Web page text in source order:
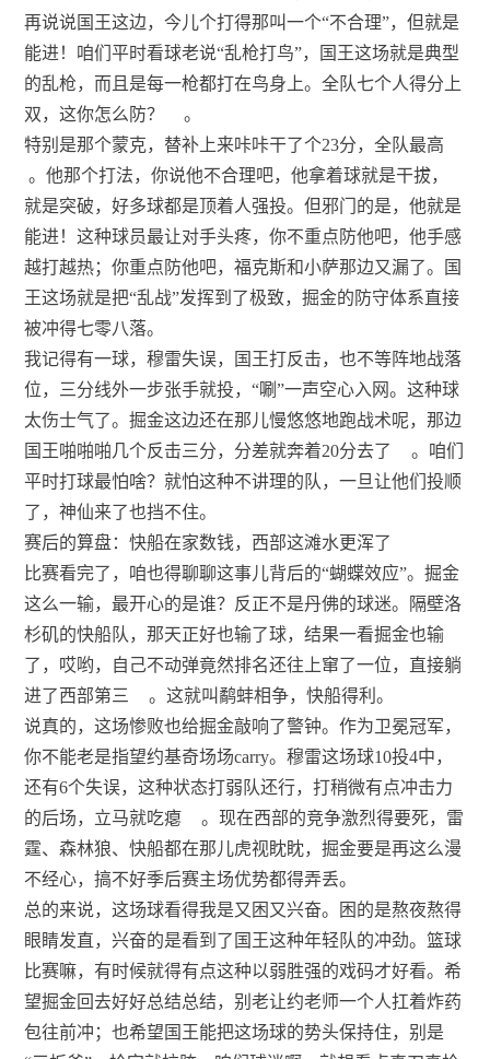
再说说国王这边，今儿个打得那叫一个“不合理”，但就是
能进！咱们平时看球老说“乱枪打鸟”，国王这场就是典型
的乱枪，而且是每一枪都打在鸟身上。全队七个人得分上
双，这你怎么防？
。
特别是那个蒙克，替补上来咔咔干了个23分，全队最高
。他那个打法，你说他不合理吧，他拿着球就是干拔，
就是突破，好多球都是顶着人强投。但邪门的是，他就是
能进！这种球员最让对手头疼，你不重点防他吧，他手感
越打越热；你重点防他吧，福克斯和小萨那边又漏了。国
王这场就是把“乱战”发挥到了极致，掘金的防守体系直接
被冲得七零八落。
我记得有一球，穆雷失误，国王打反击，也不等阵地战落
位，三分线外一步张手就投，“唰”一声空心入网。这种球
太伤士气了。掘金这边还在那儿慢悠悠地跑战术呢，那边
国王啪啪啪几个反击三分，分差就奔着20分去了
。咱们
平时打球最怕啥？就怕这种不讲理的队，一旦让他们投顺
了，神仙来了也挡不住。
赛后的算盘：快船在家数钱，西部这滩水更浑了
比赛看完了，咱也得聊聊这事儿背后的“蝴蝶效应”。掘金
这么一输，最开心的是谁？反正不是丹佛的球迷。隔壁洛
杉矶的快船队，那天正好也输了球，结果一看掘金也输
了，哎哟，自己不动弹竟然排名还往上窜了一位，直接躺
进了西部第三
。这就叫鹬蚌相争，快船得利。
说真的，这场惨败也给掘金敲响了警钟。作为卫冕冠军，
你不能老是指望约基奇场场carry。穆雷这场球10投4中，
还有6个失误，这种状态打弱队还行，打稍微有点冲击力
的后场，立马就吃瘪
。现在西部的竞争激烈得要死，雷
霆、森林狼、快船都在那儿虎视眈眈，掘金要是再这么漫
不经心，搞不好季后赛主场优势都得弄丢。
总的来说，这场球看得我是又困又兴奋。困的是熬夜熬得
眼睛发直，兴奋的是看到了国王这种年轻队的冲劲。篮球
比赛嘛，有时候就得有点这种以弱胜强的戏码才好看。希
望掘金回去好好总结总结，别老让约老师一个人扛着炸药
包往前冲；也希望国王能把这场球的势头保持住，别是